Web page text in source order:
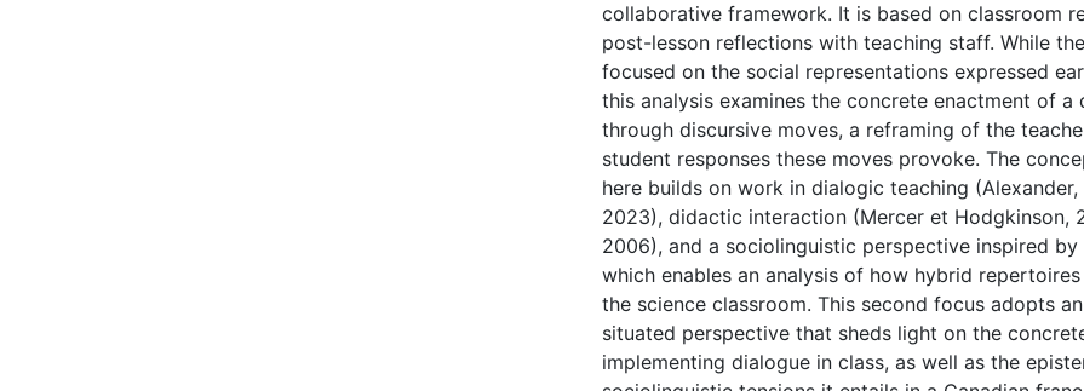
collaborative framework. It is based on classroom
post-lesson reflections with teaching staff. While
focused on the social representations expressed
this analysis examines the concrete enactment of a
through discursive moves, a reframing of the
student responses these moves provoke. The
here builds on work in dialogic teaching
2023), didactic interaction (Mercer et Hodgkinson,
2006), and a sociolinguistic perspective inspired by
which enables an analysis of how hybrid
the science classroom. This second focus adopts
situated perspective that sheds light on the
implementing dialogue in class, as well as the